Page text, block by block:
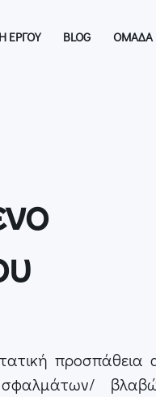
ΕΡΓΟΥ BLOG ΟΜΑΔΑ
σφαλμάτων/